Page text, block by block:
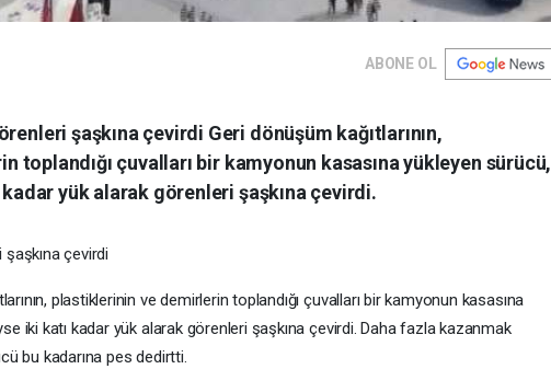
ABONE OL
şaşkına çevirdi Geri dönüşüm kağıtlarının,
toplandığı çuvalları bir kamyonun kasasına yükleyen sürücü,
yük alarak görenleri şaşkına çevirdi.
şaşkına çevirdi
plastiklerinin ve demirlerin toplandığı çuvalları bir kamyonun kasasına
iki katı kadar yük alarak görenleri şaşkına çevirdi. Daha fazla kazanmak
bu kadarına pes dedirtti.